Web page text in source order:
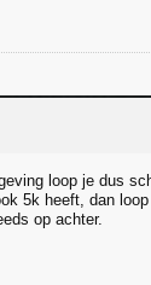
loop je dus
5k heeft, dan
op achter.